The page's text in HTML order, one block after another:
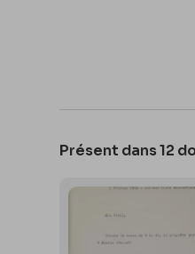
Présent dans 12